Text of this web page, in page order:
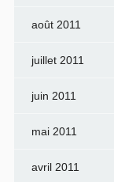
août 2011
juillet 2011
juin 2011
mai 2011
avril 2011